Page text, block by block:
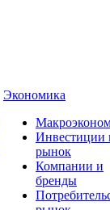
Экономика
Инвестиции
рынок
Компании и
бренды